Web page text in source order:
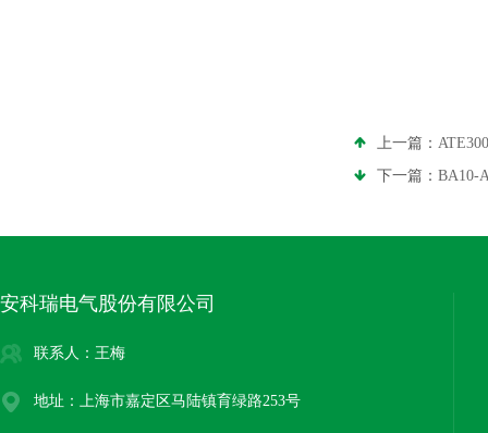
上一篇：
下一篇： BA10-
安科瑞电气股份有限公司
联系人：王梅
地址：上海市嘉定区马陆镇育绿路253号